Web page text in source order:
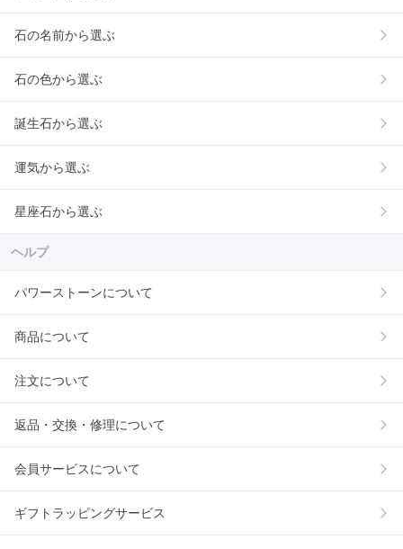
石の名前から選ぶ
石の色から選ぶ
誕生石から選ぶ
運気から選ぶ
星座石から選ぶ
ヘルプ
パワーストーンについて
商品について
注文について
返品・交換・修理について
会員サービスについて
ギフトラッピングサービス